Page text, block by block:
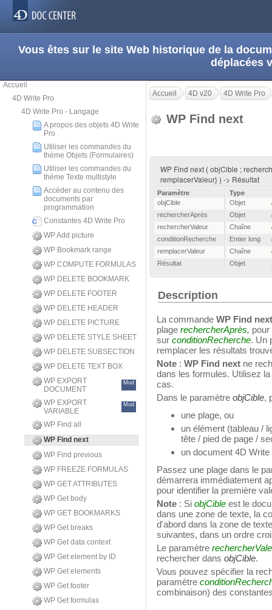
Vous êtes sur le site Web historique de la
déplacées
Accueil
4D Write Pro
4D Write Pro - Langage
A propos des objets 4D Write
Pro
Utiliser les commandes du
thème Objets (Formulaires)
Utiliser les commandes du
thème Texte multistyle
Accéder au contenu des
documents par
programmation
Constantes 4D Write Pro
WP Add picture
WP Bookmark range
WP COMPUTE FORMULAS
WP DELETE BOOKMARK
WP DELETE FOOTER
WP DELETE HEADER
WP DELETE PICTURE
WP DELETE STYLE SHEET
WP DELETE SUBSECTION
WP DELETE TEXT BOX
WP EXPORT
DOCUMENT
Mod
WP EXPORT
VARIABLE
Mod
WP Find all
WP Find next
WP Find previous
WP FREEZE FORMULAS
WP GET ATTRIBUTES
WP Get body
WP GET BOOKMARKS
WP Get breaks
WP Get data context
WP Get element by ID
WP Get elements
WP Get footer
WP Get formulas
Accueil 4D v20 4D Write Pro
WP Find next
WP Find next ( objCible ;
remplacerValeur} ) -> Résultat
Paramètre
Type
objCible
Objet
rechercherAprès
Objet
rechercherValeur
Chaîne
conditionRecherche
Entier long
remplacerValeur
Chaîne
Résultat
Objet
Description
La commande WP Find next
plage rechercherAprès,
sur conditionRecherche. Un
remplacer les résultats
Note : WP Find next ne
dans les formules. Utilisez
cas.
Dans le paramètre objCible,
une plage, ou
un élément (tableau /
tête / pied de page /
un document 4D Write
Passez une plage dans le
démarrera immédiatement
pour identifier la première
Note : Si objCible est le
dans une zone de texte, la
d'abord dans la zone de
suivantes, dans un ordre
Le paramètre
rechercher dans objCible.
Vous pouvez spécifier la
paramètre
combinaison) des